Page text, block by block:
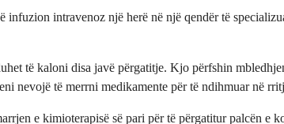
infuzion intravenoz një herë në një qendër të
të kaloni disa javë përgatitje. Kjo përfshin
nevojë të merrni medikamente për të ndihmuar në
e kimioterapisë së pari për të përgatitur palcën